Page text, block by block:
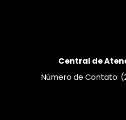
Central de
Número de Contato: